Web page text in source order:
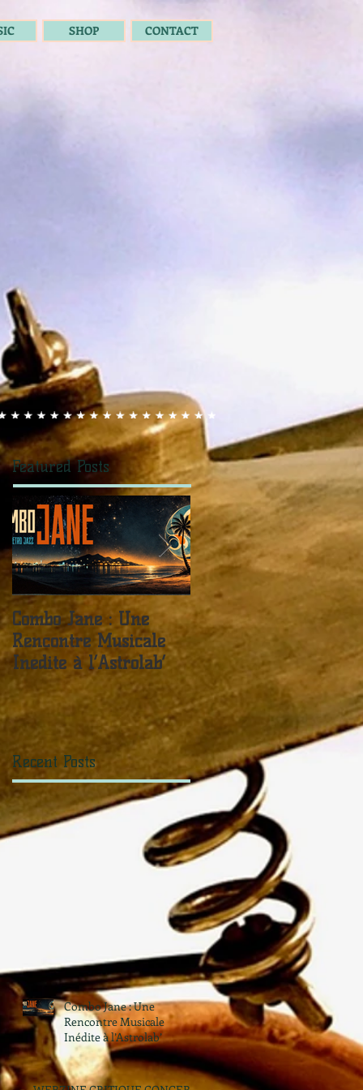
SHOP CONTACT
Featured Posts
Combo Jane : Une
Rencontre Musicale
Inédite à l’Astrolab’
JANE FOR TEA -
Sister Kate / Live In
The Château
Recent Posts
Combo Jane : Une
Rencontre Musicale
Inédite à l’Astrolab’